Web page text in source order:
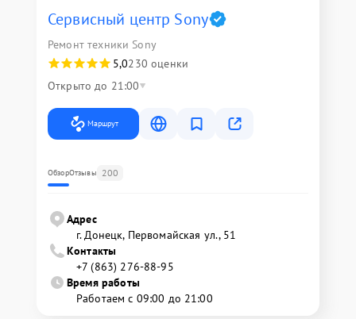
Сервисный центр Sony
Ремонт техники Sony
5,0230 оценки
Открыто до 21:00
Маршрут
ОбзорОтзывы 200
Адрес
г. Донецк, Первомайская ул., 51
Контакты
+7 (863) 276-88-95
Время работы
Работаем с 09:00 до 21:00